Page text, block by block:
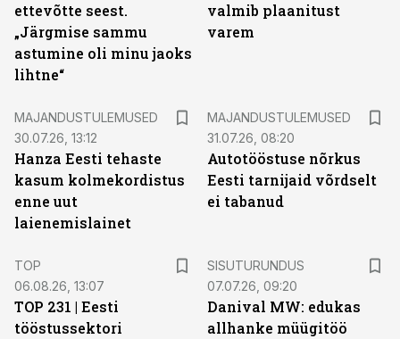
ettevõtte seest.
„Järgmise sammu
astumine oli minu jaoks
lihtne“
valmib plaanitust
varem
MAJANDUSTULEMUSED
30.07.26, 13:12
Hanza Eesti tehaste
kasum kolmekordistus
enne uut
laienemislainet
MAJANDUSTULEMUSED
31.07.26, 08:20
Autotööstuse nõrkus
Eesti tarnijaid võrdselt
ei tabanud
TOP
06.08.26, 13:07
TOP 231 | Eesti
tööstussektori
SISUTURUNDUS
07.07.26, 09:20
Danival MW: edukas
allhanke müügitöö